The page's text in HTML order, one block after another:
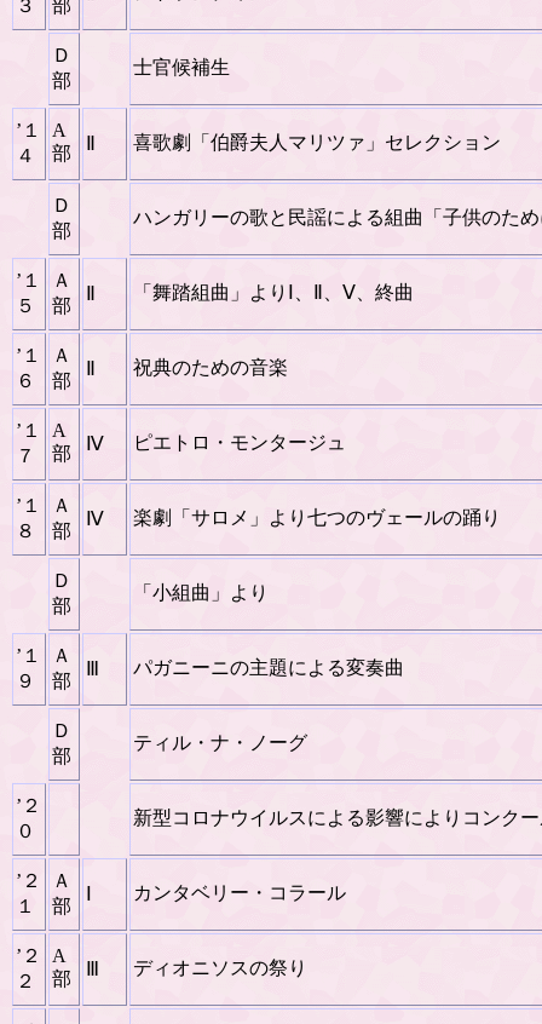
３
部
Ｄ
部
士官候補生
’１
４
A
部
喜歌劇「伯爵夫人マリツァ」セレクション
Ｄ
部
ハンガリーの歌と民謡による組曲「子供のた
’１
５
Ａ
部
「舞踏組曲」よりⅠ、Ⅱ、Ⅴ、終曲
’１
６
Ａ
部
祝典のための音楽
’１
７
A
部
Ⅳ ピエトロ・モンタージュ
’１
８
Ａ
部
Ⅳ 楽劇「サロメ」より七つのヴェールの踊り
Ｄ
部
「小組曲」より
’１
９
Ａ
部
パガニーニの主題による変奏曲
Ｄ
部
ティル・ナ・ノーグ
’２
０
新型コロナウイルスによる影響によりコンク
’２
１
Ａ
部
カンタベリー・コラール
’２
２
A
部
ディオニソスの祭り